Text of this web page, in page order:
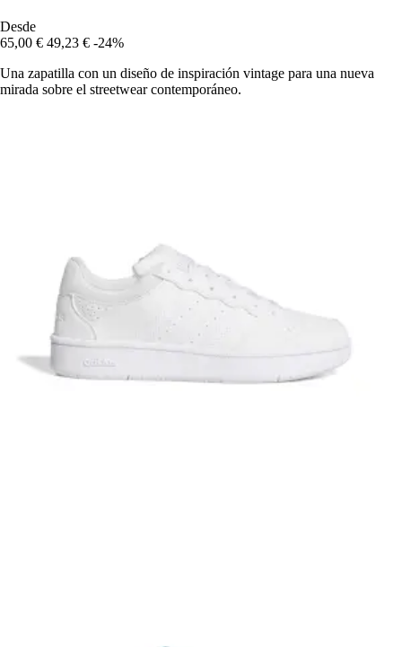
Desde
65,00 € 49,23 € -24%
Una zapatilla con un diseño de inspiración vintage para una nueva
mirada sobre el streetwear contemporáneo.